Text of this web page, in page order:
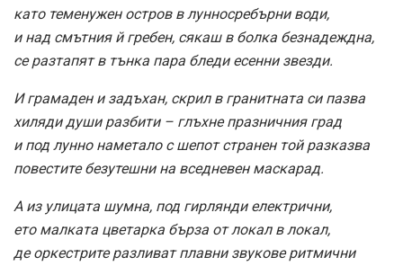
като теменужен остров в лунносребърни води,
и над смътния й гребен, сякаш в болка безнадеждна,
се разтапят в тънка пара бледи есенни звезди.
И грамаден и задъхан, скрил в гранитната си пазва
хиляди души разбити – глъхне празничния град
и под лунно наметало с шепот странен той разказва
повестите безутешни на вседневен маскарад.
А из улицата шумна, под гирлянди електрични,
ето малката цветарка бърза от локал в локал,
де оркестрите разливат плавни звукове ритмични